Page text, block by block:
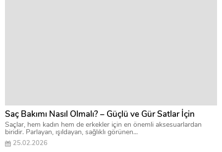
Saç Bakımı Nasıl Olmalı? – Güçlü ve Gür Satlar İçin
Saçlar, hem kadın hem de erkekler için en önemli aksesuarlardan
biridir. Parlayan, ışıldayan, sağlıklı görünen...
25.02.2026